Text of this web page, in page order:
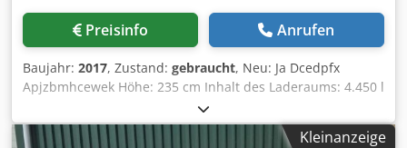
Preisinfo Anrufen
Baujahr: 2017, Zustand: gebraucht, Neu: Ja Dcedpfx
Apjzbmhcewek Höhe: 235 cm Inhalt des Laderaums: 4.450 l
Kleinanzeige